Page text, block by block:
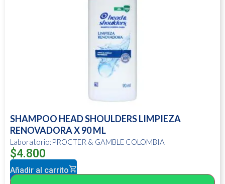
SHAMPOO HEAD SHOULDERS LIMPIEZA
RENOVADORA X 90 ML
Laboratorio:PROCTER & GAMBLE COLOMBIA
$4.800
Añadir al carrito